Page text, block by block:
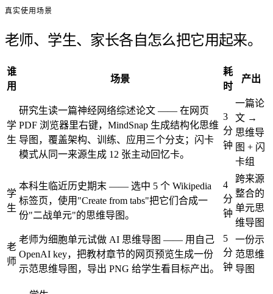
真实使用场景
老师、学生、家长各自怎么把它用起来。
谁
用
场景
耗
时
产出
学
生
研究生读一篇神经网络综述论文 —— 在网页
PDF 浏览器里右键，MindSnap 生成结构化思维
导图，覆盖架构、训练、应用三个分支；闪卡
模式从同一来源生成 12 张主动回忆卡。
3
分
钟
一篇论
文 →
思维导
图 + 闪
卡组
学
生
本科生临近历史期末 —— 选中 5 个 Wikipedia
标签页，使用"Create from tabs"把它们合成一
份"二战单元"的思维导图。
4
分
钟
跨来源
整合的
单元思
维导图
老
师
老师为细胞单元试做 AI 思维导图 —— 用自己
OpenAI key，把教材章节的网页预览生成一份
示范思维导图，导出 PNG 给学生看目标产出。
5
分
钟
一份示
范思维
导图